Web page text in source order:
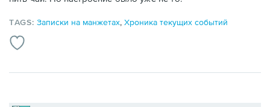
TAGS:Записки на манжетах,Хроника текущих событий